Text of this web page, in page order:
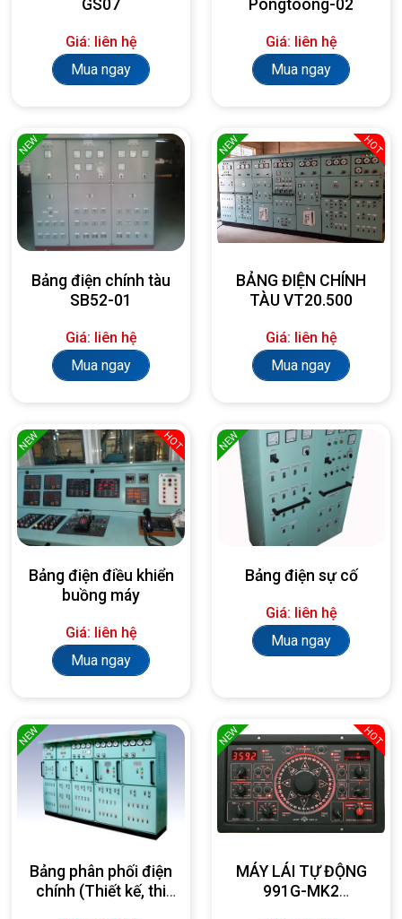
GS07
Giá: liên hệ
Mua ngay
Pongtoong-02
Giá: liên hệ
Mua ngay
NEW
Bảng điện chính tàu
SB52-01
Giá: liên hệ
Mua ngay
NEW HOT
BẢNG ĐIỆN CHÍNH
TÀU VT20.500
Giá: liên hệ
Mua ngay
NEW HOT
Bảng điện điều khiển
buồng máy
Giá: liên hệ
Mua ngay
NEW
Bảng điện sự cố
Giá: liên hệ
Mua ngay
NEW
Bảng phân phối điện
chính (Thiết kế, thi
NEW HOT
MÁY LÁI TỰ ĐỘNG
991G-MK2